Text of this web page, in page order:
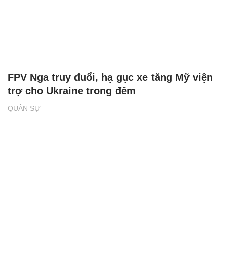
QUÂN SỰ
FPV Nga truy đuổi, hạ gục xe tăng Mỹ viện
trợ cho Ukraine trong đêm